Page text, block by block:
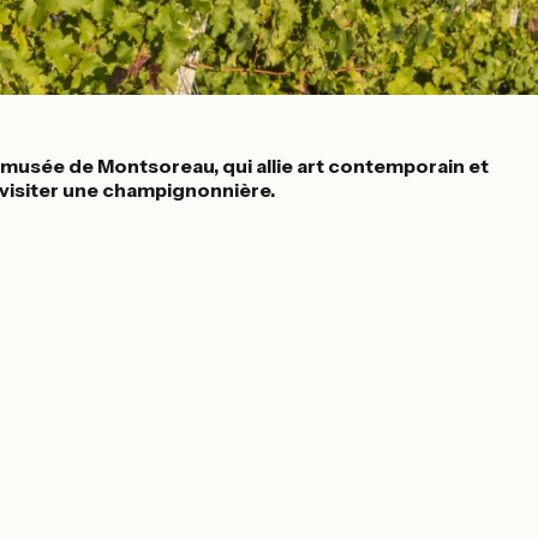
de Montsoreau, qui allie art contemporain et
une champignonnière.